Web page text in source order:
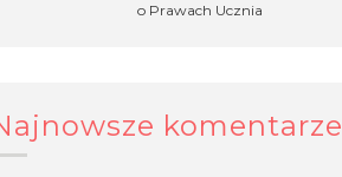
o Prawach Ucznia
komentarze